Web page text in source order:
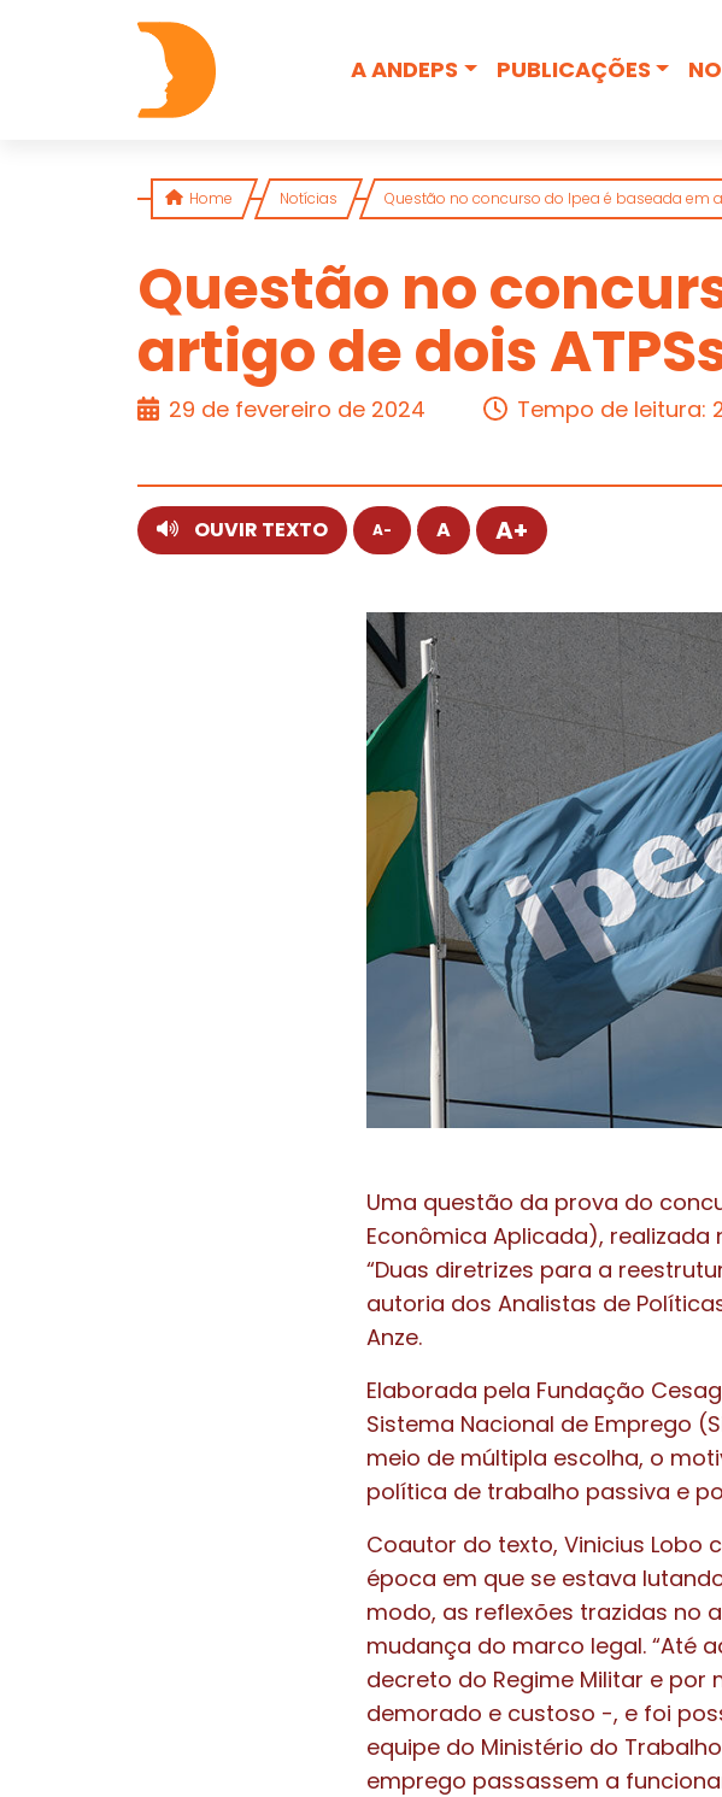
Skip to content
A ANDEPS
PUBLICAÇÕES
ARTIGO
Home Notícias Questão no concurso do Ipea é baseada em
Questão no
artigo de dois
29 de fevereiro de 2024 Tempo de leitura:
OUVIR TEXTO A- A A+
Uma questão da prova do
Econômica Aplicada),
“Duas diretrizes para a
autoria dos Analistas de
Anze.
Elaborada pela Fundação
Sistema Nacional de Emprego
meio de múltipla escolha, o
política de trabalho passiva e
Coautor do texto, Vinicius
época em que se estava
modo, as reflexões trazidas no
mudança do marco legal. “Até
decreto do Regime Militar e por
demorado e custoso -, e foi
equipe do Ministério do
emprego passassem a